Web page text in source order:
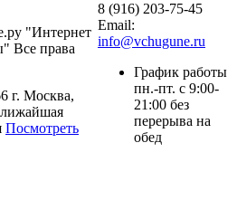
"Интернет
Все права
г. Москва,
Посмотреть
8 (916) 203-75-45
Email:
info@vchugune.ru
График работы
пн.-пт. с 9:00-
21:00 без
перерыва на
обед